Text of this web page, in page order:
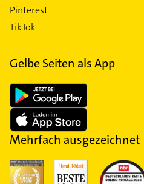
Pinterest
TikTok
Gelbe Seiten als App
Mehrfach ausgezeichnet